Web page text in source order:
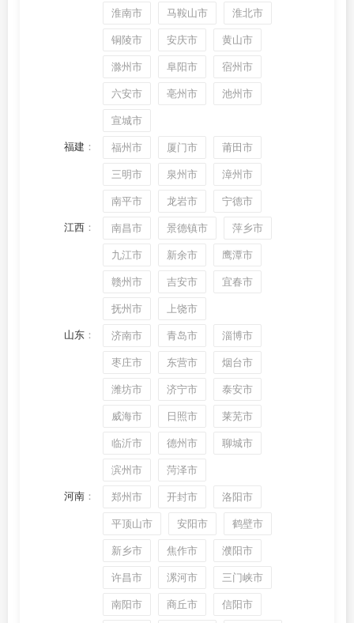
淮南市 马鞍山市 淮北市
铜陵市 安庆市 黄山市
滁州市 阜阳市 宿州市
六安市 亳州市 池州市
宣城市
福建 ： 福州市 厦门市 莆田市
三明市 泉州市 漳州市
南平市 龙岩市 宁德市
江西： 南昌市 景德镇市 萍乡市
九江市 新余市 鹰潭市
赣州市 吉安市 宜春市
抚州市 上饶市
山东： 济南市 青岛市 淄博市
枣庄市 东营市 烟台市
潍坊市 济宁市 泰安市
威海市 日照市 莱芜市
临沂市 德州市 聊城市
滨州市 菏泽市
河南： 郑州市 开封市 洛阳市
平顶山市 安阳市 鹤壁市
新乡市 焦作市 濮阳市
许昌市 漯河市 三门峡市
南阳市 商丘市 信阳市